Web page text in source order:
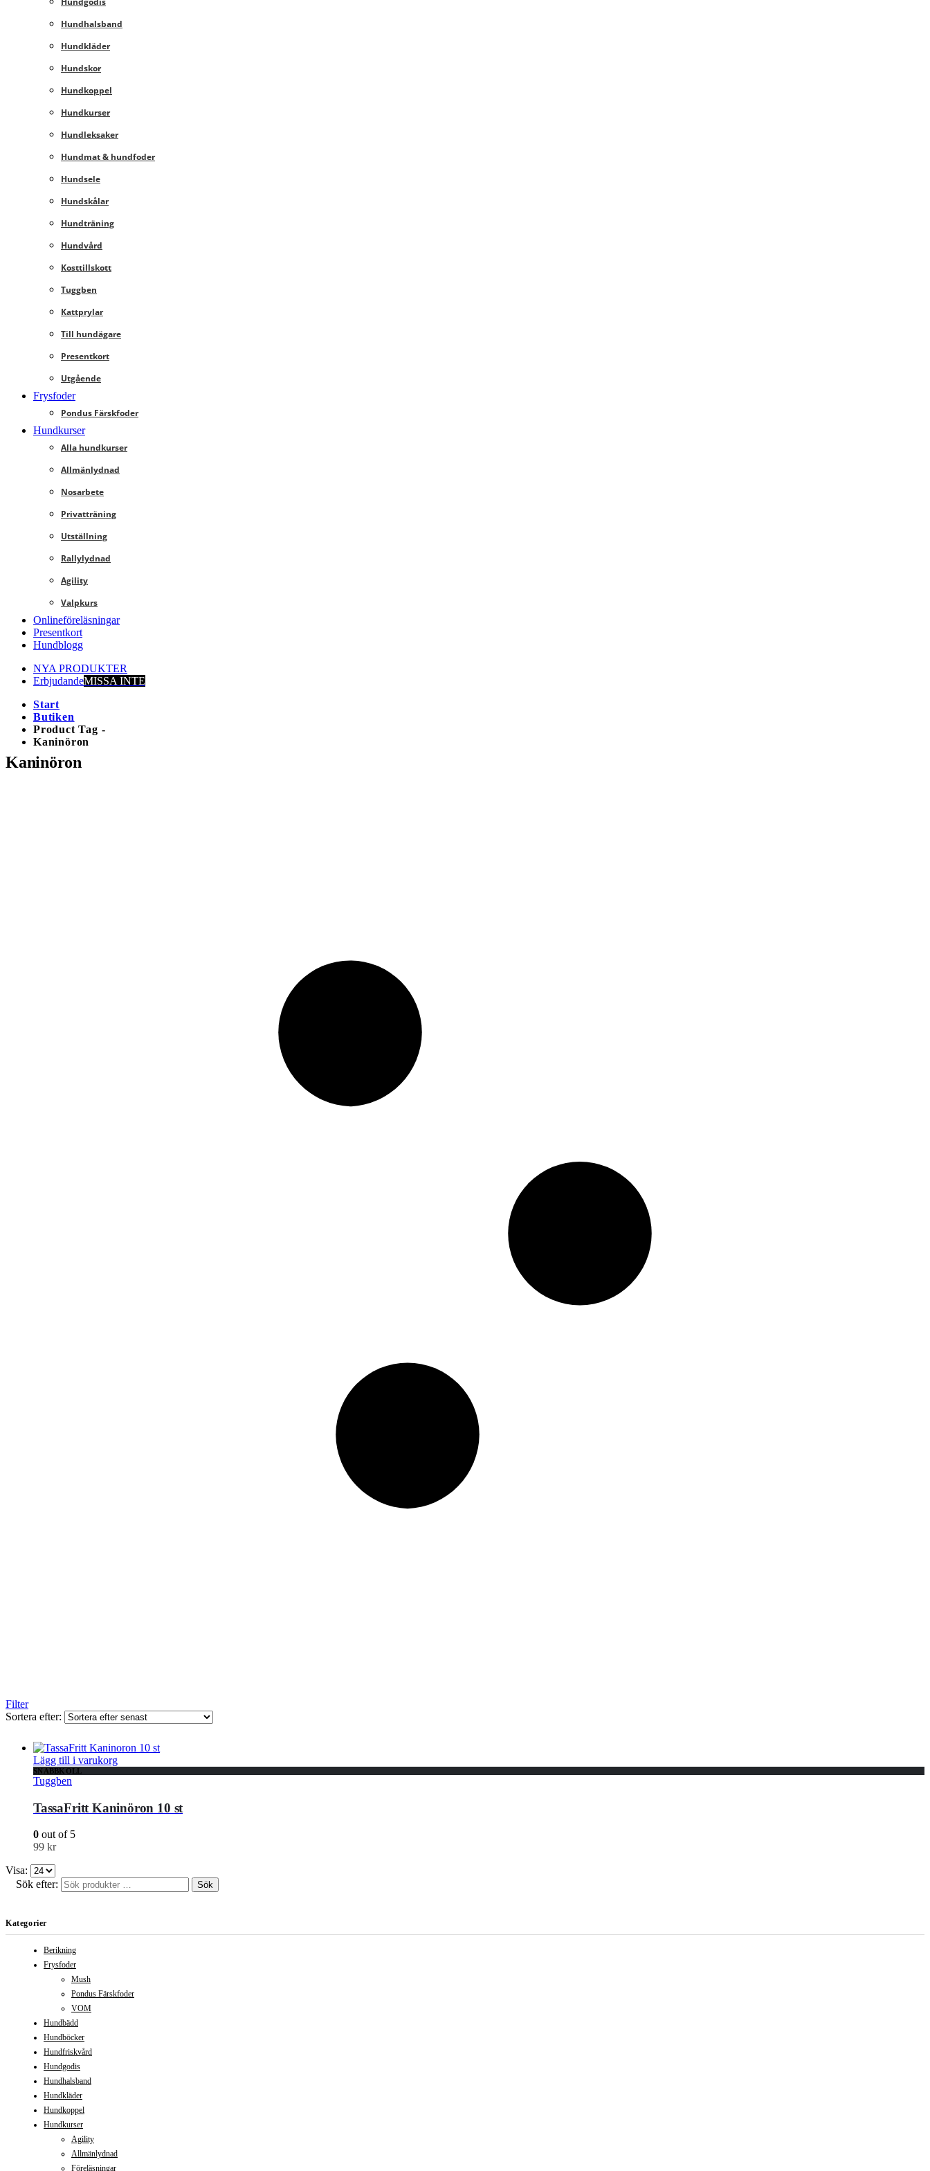
Hundhalsband
Hundkläder
Hundskor
Hundkoppel
Hundkurser
Hundleksaker
Hundmat & hundfoder
Hundsele
Hundskålar
Hundträning
Hundvård
Kosttillskott
Tuggben
Kattprylar
Till hundägare
Presentkort
Utgående
Frysfoder
Pondus Färskfoder
Hundkurser
Alla hundkurser
Allmänlydnad
Nosarbete
Privatträning
Utställning
Rallylydnad
Agility
Valpkurs
Onlineföreläsningar
Presentkort
Hundblogg
NYA PRODUKTER
ErbjudandeMISSA INTE
Start
Butiken
Product Tag -
Kaninöron
Kaninöron
Filter
Sortera efter:
Lägg till i varukorg
SNABBKOLL
Tuggben
TassaFritt Kaninöron 10 st
0 out of 5
99 kr
Visa:
Sök efter:
Sök
Kategorier
Berikning
Frysfoder
Mush
Pondus Färskfoder
VOM
Hundbädd
Hundböcker
Hundfriskvård
Hundgodis
Hundhalsband
Hundkläder
Hundkoppel
Hundkurser
Agility
Allmänlydnad
Föreläsningar